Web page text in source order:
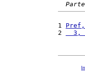
1
2
3,